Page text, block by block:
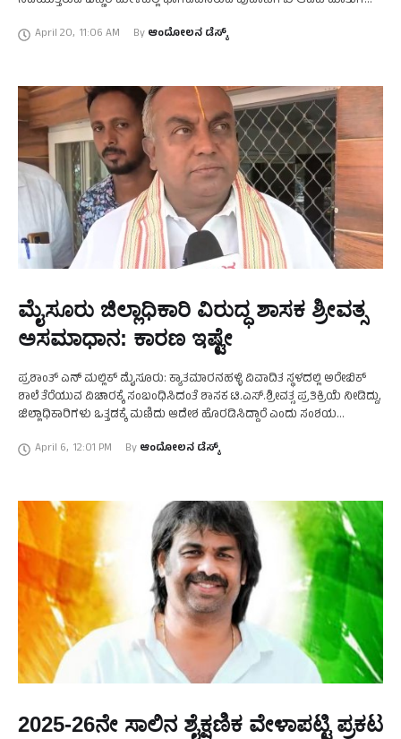
April 20, 11:06 AM By ಆಂದೋಲನ ಡೆಸ್ಕ್
ಮೈಸೂರು ಜಿಲ್ಲಾಧಿಕಾರಿ ವಿರುದ್ಧ ಶಾಸಕ ಶ್ರೀವತ್ಸ
ಅಸಮಾಧಾನ: ಕಾರಣ ಇಷ್ಟೇ
ಪ್ರಶಾಂತ್‌ ಎನ್‌ ಮಲ್ಲಿಕ್‌ ಮೈಸೂರು: ಕ್ಯಾತಮಾರನಹಳ್ಳಿ ವಿವಾದಿತ ಸ್ಥಳದಲ್ಲಿ ಅರೇಬಿಕ್‌
ಶಾಲೆ ತೆರೆಯುವ ವಿಚಾರಕ್ಕೆ ಸಂಬಂಧಿಸಿದಂತೆ ಶಾಸಕ ಟಿ.ಎಸ್.ಶ್ರೀವತ್ಸ ಪ್ರತಿಕ್ರಿಯೆ ನೀಡಿದ್ದು,
ಜಿಲ್ಲಾಧಿಕಾರಿಗಳು ಒತ್ತಡಕ್ಕೆ ಮಣಿದು ಆದೇಶ ಹೊರಡಿಸಿದ್ದಾರೆ ಎಂದು ಸಂಶಯ
ಶಾಸಕ …
April 6, 12:01 PM By ಆಂದೋಲನ ಡೆಸ್ಕ್
2025-26ನೇ ಸಾಲಿನ ಶೈಕ್ಷಣಿಕ ವೇಳಾಪಟ್ಟಿ ಪ್ರಕಟ